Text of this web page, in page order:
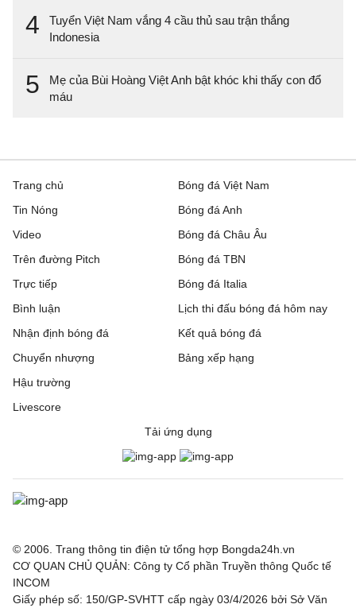
4
Tuyển Việt Nam vắng 4 cầu thủ sau trận thắng
Indonesia
5
Mẹ của Bùi Hoàng Việt Anh bật khóc khi thấy con đổ
máu
Trang chủ
Tin Nóng
Video
Trên đường Pitch
Trực tiếp
Bóng đá Việt Nam
Bóng đá Anh
Bóng đá Châu Âu
Bóng đá TBN
Bóng đá Italia
Bình luận
Nhận định bóng đá
Chuyển nhượng
Hậu trường
Livescore
Lịch thi đấu bóng đá hôm nay
Kết quả bóng đá
Bảng xếp hạng
Tải ứng dụng
© 2006. Trang thông tin điện tử tổng hợp Bongda24h.vn
CƠ QUAN CHỦ QUẢN: Công ty Cổ phần Truyền thông Quốc tế
INCOM
Giấy phép số: 150/GP-SVHTT cấp ngày 03/4/2026 bởi Sở Văn